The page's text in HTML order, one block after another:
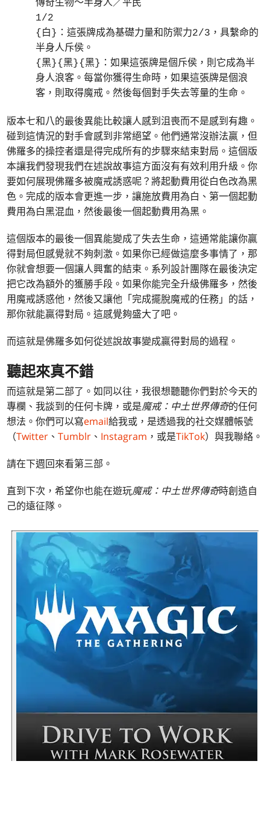
傳奇生物～半身人／平民
1/2
{白}：這張牌成為基礎力量和防禦力2/3，具繫命的
半身人斥侯。
{黑}{黑}{黑}：如果這張牌是個斥侯，則它成為半
身人浪客。每當你獲得生命時，如果這張牌是個浪
客，則取得魔戒。然後每個對手失去等量的生命。
版本七和八的最後異能比較讓人感到沮喪而不是感到有趣。
碰到這情況的對手會感到非常絕望。他們通常沒辦法贏，但
佛羅多的操控者還是得完成所有的步驟來結束對局。這個版
本讓我們發現我們在述說故事這方面沒有有效利用升級。你
要如何展現佛羅多被魔戒誘惑呢？將起動費用從白色改為黑
色。完成的版本會更進一步，讓施放費用為白、第一個起動
費用為白黑混血，然後最後一個起動費用為黑。
這個版本的最後一個異能變成了失去生命，這通常能讓你贏
得對局但感覺就不夠刺激。如果你已經做這麼多事情了，那
你就會想要一個讓人興奮的結束。系列設計團隊在最後決定
把它改為額外的獲勝手段。如果你能完全升級佛羅多，然後
用魔戒誘惑他，然後又讓他「完成擺脫魔戒的任務」的話，
那你就能贏得對局。這感覺夠盛大了吧。
而這就是佛羅多如何從述說故事變成贏得對局的過程。
聽起來真不錯
而這就是第二部了。如同以往，我很想聽聽你們對於今天的
專欄、我談到的任何卡牌，或是魔戒：中土世界傳奇的任何
想法。你們可以寫email給我或，是透過我的社交媒體帳號
（Twitter 、Tumblr 、 Instagram ，或是TikTok）與我聯絡。
請在下週回來看第三部。
直到下次，希望你也能在遊玩魔戒：中土世界傳奇時創造自
己的遠征隊。